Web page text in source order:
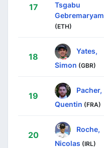
17
Tsgabu
Gebremaryam
(ETH)
18
Yates,
Simon (GBR)
19
Pacher,
Quentin (FRA)
20
Roche,
Nicolas (IRL)